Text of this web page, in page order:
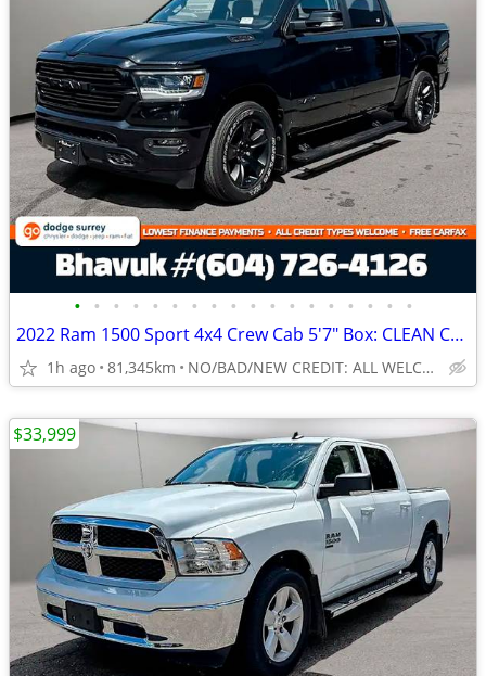
• • • • • • • • • • • • • • • • • •
2022 Ram 1500 Sport 4x4 Crew Cab 5'7" Box: CLEAN CARFAX, LEATHER
1h ago 81,345km NO/BAD/NEW CREDIT: ALL WELCOME!
$33,999